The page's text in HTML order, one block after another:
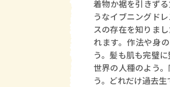
着物か裾を引きず
うなイブニングド
スの存在を知りま
れます。作法や身
う。髪も肌も完璧
世界の人種のよう
う。どれだけ過去